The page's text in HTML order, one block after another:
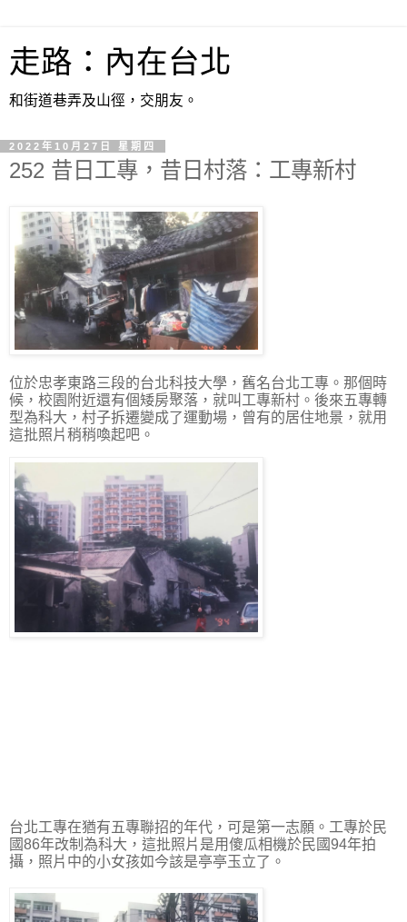
走路：內在台北
和街道巷弄及山徑，交朋友。
2022年10月27日 星期四
252 昔日工專，昔日村落：工專新村
位於忠孝東路三段的台北科技大學，舊名台北工專。那個時
候，校園附近還有個矮房聚落，就叫工專新村。後來五專轉
型為科大，村子拆遷變成了運動場，曾有的居住地景，就用
這批照片稍稍喚起吧。
台北工專在猶有五專聯招的年代，可是第一志願。工專於民
國86年改制為科大，這批照片是用傻瓜相機於民國94年拍
攝，照片中的小女孩如今該是亭亭玉立了。